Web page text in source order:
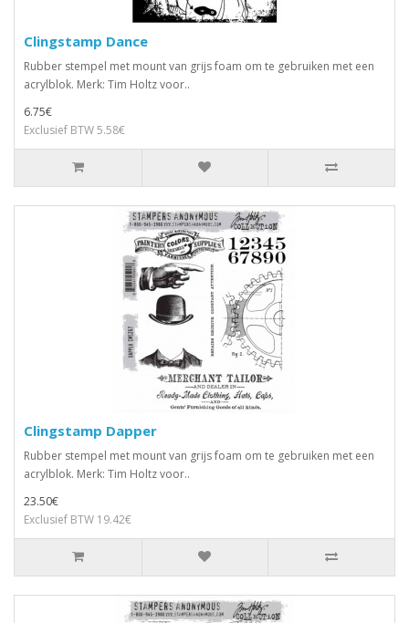
Clingstamp Dance
Rubber stempel met mount van grijs foam om te gebruiken met een
acrylblok. Merk: Tim Holtz voor..
6.75€
Exclusief BTW 5.58€
Clingstamp Dapper
Rubber stempel met mount van grijs foam om te gebruiken met een
acrylblok. Merk: Tim Holtz voor..
23.50€
Exclusief BTW 19.42€